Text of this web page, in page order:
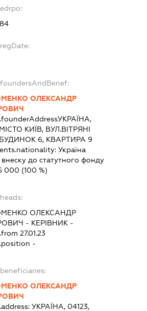
ОЛЕКСАНДР
УКРАЇНА,
КИЇВ, ВУЛ.ВІТРЯНІ
6, КВАРТИРА 9
Україна
внеску до статутного фонду
000 (100 %)
ОЛЕКСАНДР
- КЕРІВНИК -
27.01.23
-
ОЛЕКСАНДР
УКРАЇНА, 04123,